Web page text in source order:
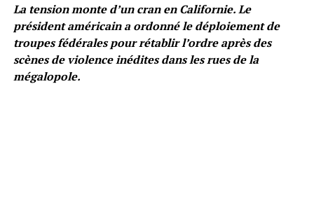
La tension monte d’un cran en Californie. Le
président américain a ordonné le déploiement de
troupes fédérales pour rétablir l’ordre après des
scènes de violence inédites dans les rues de la
mégalopole.